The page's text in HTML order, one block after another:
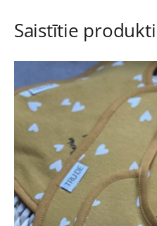
Saistītie produkti